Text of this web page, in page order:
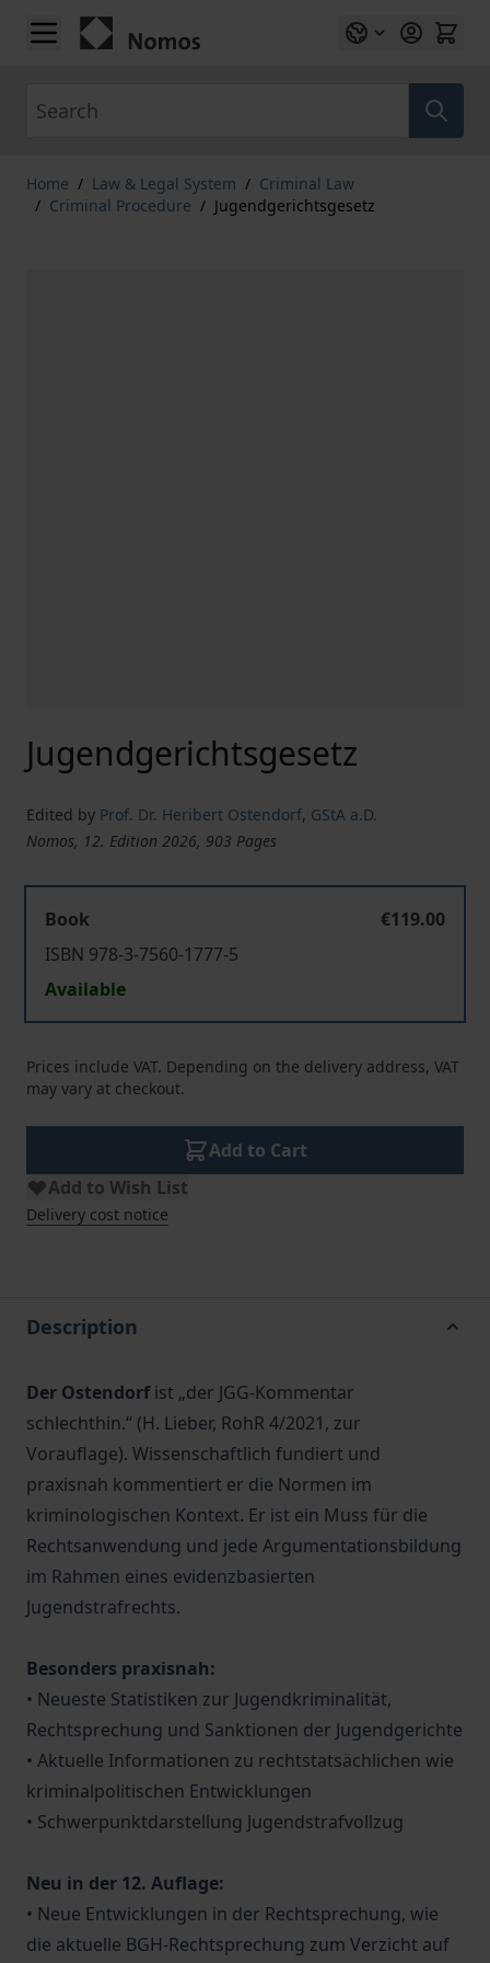
Skip to Content
Home / Law & Legal System / Criminal Law
/ Criminal Procedure / Jugendgerichtsgesetz
Jugendgerichtsgesetz
Edited by Prof. Dr. Heribert Ostendorf, GStA a.D.
Nomos, 12. Edition 2026, 903 Pages
Book
€119.00
ISBN 978-3-7560-1777-5
Available
Prices include VAT. Depending on the delivery address, VAT
may vary at checkout.
Add to Cart
Add to Wish List
Delivery cost notice
Description
Der Ostendorfist „der JGG-Kommentar
schlechthin.“ (H. Lieber, RohR 4/2021, zur
Vorauflage). Wissenschaftlich fundiert und
praxisnah kommentiert er die Normen im
kriminologischen Kontext. Er ist ein Muss für die
Rechtsanwendung und jede Argumentationsbildung
im Rahmen eines evidenzbasierten
Jugendstrafrechts.
Besonders praxisnah:
• Neueste Statistiken zur Jugendkriminalität,
Rechtsprechung und Sanktionen der Jugendgerichte
• Aktuelle Informationen zu rechtstatsächlichen wie
kriminalpolitischen Entwicklungen
• Schwerpunktdarstellung Jugendstrafvollzug
Neu in der 12. Auflage:
• Neue Entwicklungen in der Rechtsprechung, wie
die aktuelle BGH-Rechtsprechung zum Verzicht auf